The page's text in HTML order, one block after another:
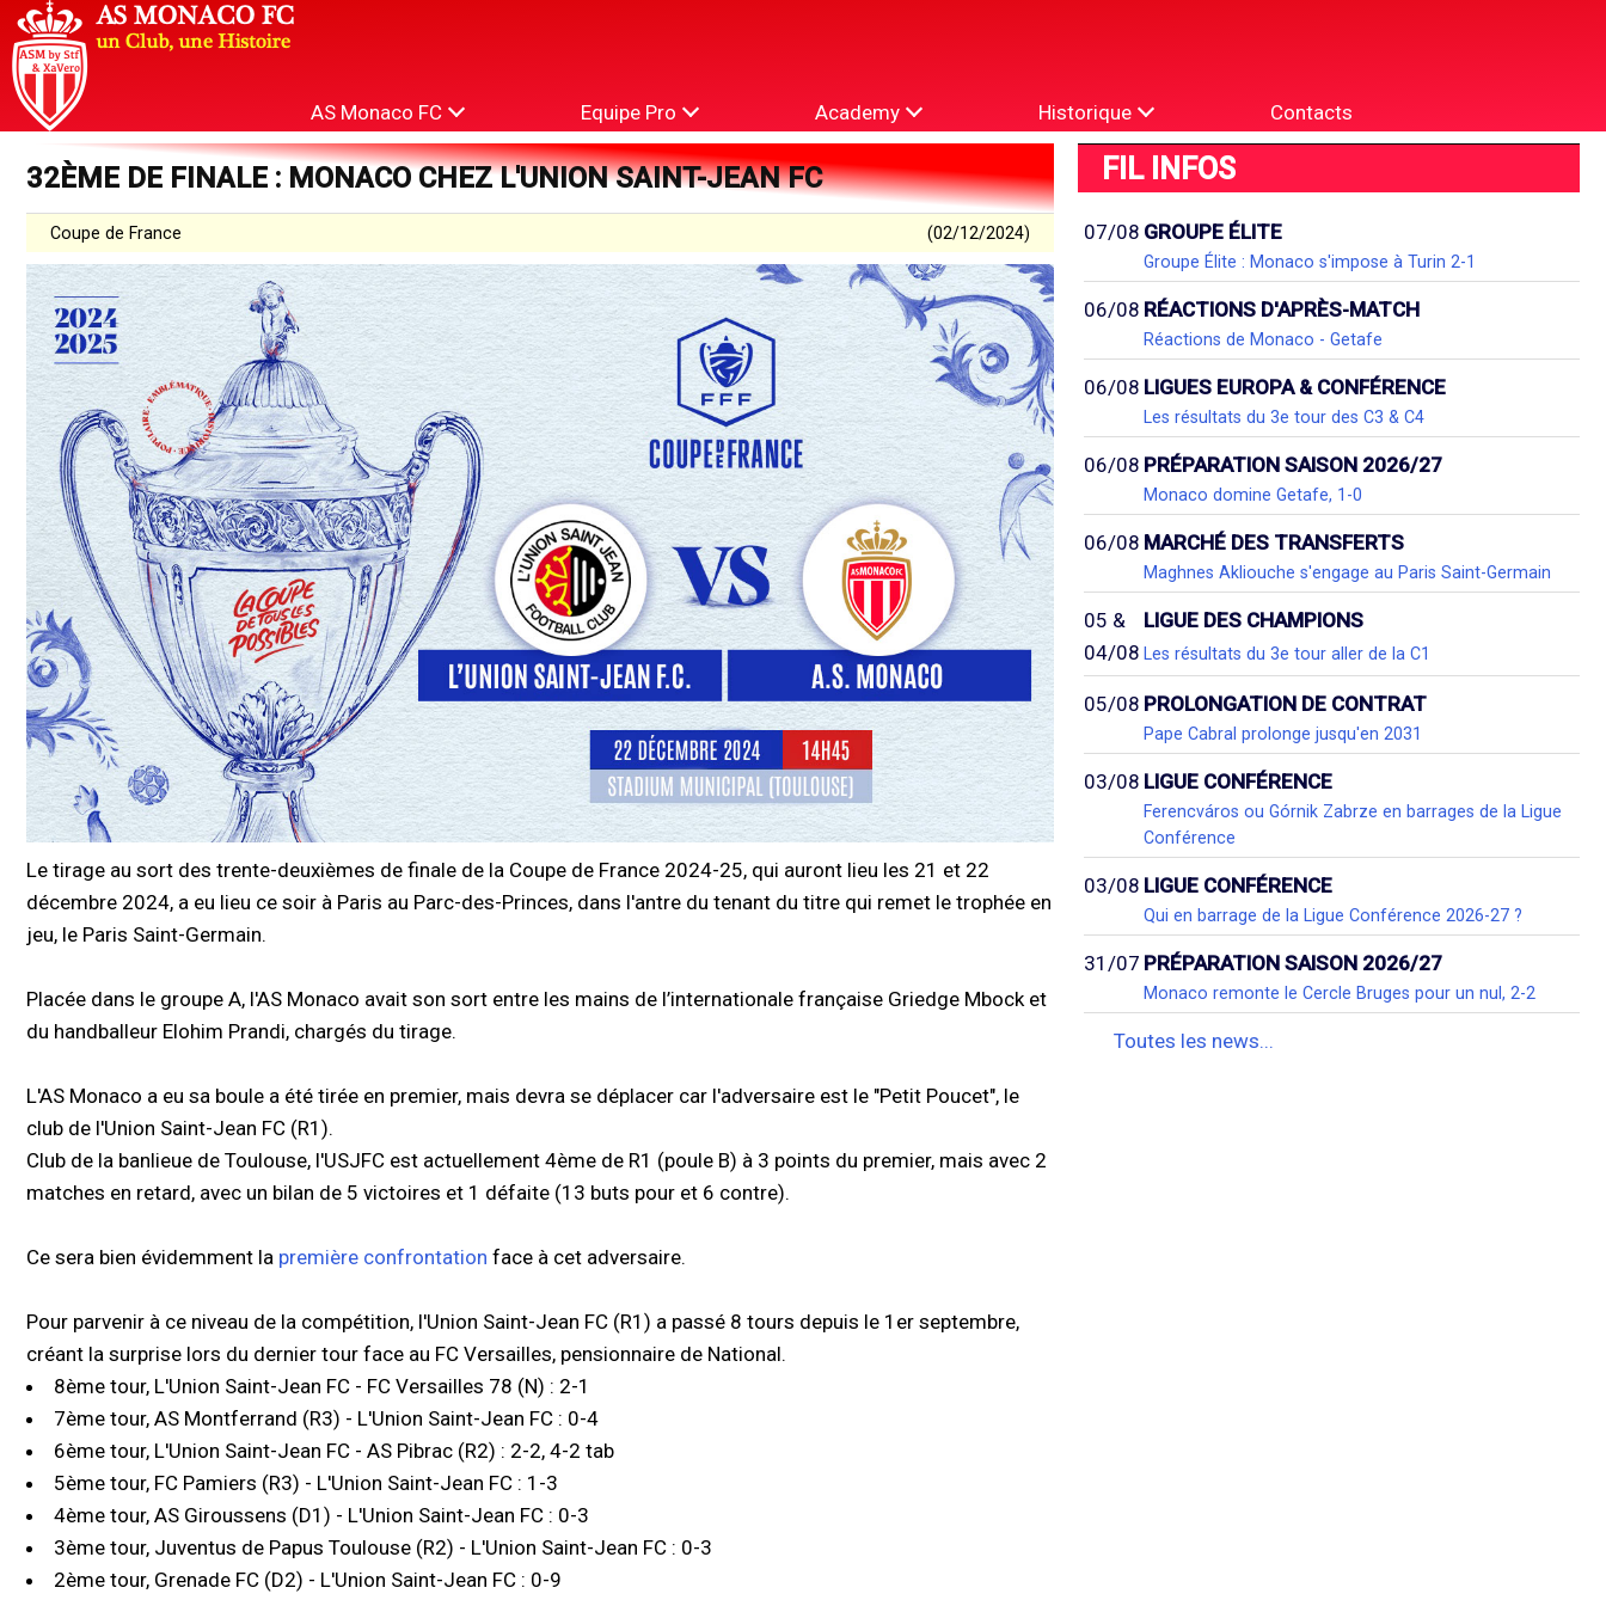
AS Monaco FC Equipe Pro Academy Historique Contacts
32ÈME DE FINALE : MONACO CHEZ L'UNION SAINT-JEAN FC
Coupe de France (02/12/2024)
Le tirage au sort des trente-deuxièmes de finale de la Coupe de France 2024-25, qui auront lieu les 21 et 22
décembre 2024, a eu lieu ce soir à Paris au Parc-des-Princes, dans l'antre du tenant du titre qui remet le trophée en
jeu, le Paris Saint-Germain.
Placée dans le groupe A, l'AS Monaco avait son sort entre les mains de l’internationale française Griedge Mbock et
du handballeur Elohim Prandi, chargés du tirage.
L'AS Monaco a eu sa boule a été tirée en premier, mais devra se déplacer car l'adversaire est le "Petit Poucet", le
club de l'Union Saint-Jean FC (R1).
Club de la banlieue de Toulouse, l'USJFC est actuellement 4ème de R1 (poule B) à 3 points du premier, mais avec 2
matches en retard, avec un bilan de 5 victoires et 1 défaite (13 buts pour et 6 contre).
Ce sera bien évidemment la première confrontation face à cet adversaire.
Pour parvenir à ce niveau de la compétition, l'Union Saint-Jean FC (R1) a passé 8 tours depuis le 1er septembre,
créant la surprise lors du dernier tour face au FC Versailles, pensionnaire de National.
8ème tour, L'Union Saint-Jean FC - FC Versailles 78 (N) : 2-1
7ème tour, AS Montferrand (R3) - L'Union Saint-Jean FC : 0-4
6ème tour, L'Union Saint-Jean FC - AS Pibrac (R2) : 2-2, 4-2 tab
5ème tour, FC Pamiers (R3) - L'Union Saint-Jean FC : 1-3
4ème tour, AS Giroussens (D1) - L'Union Saint-Jean FC : 0-3
3ème tour, Juventus de Papus Toulouse (R2) - L'Union Saint-Jean FC : 0-3
2ème tour, Grenade FC (D2) - L'Union Saint-Jean FC : 0-9
FIL INFOS
07/08 GROUPE ÉLITE
Groupe Élite : Monaco s'impose à Turin 2-1
06/08 RÉACTIONS D'APRÈS-MATCH
Réactions de Monaco - Getafe
06/08 LIGUES EUROPA & CONFÉRENCE
Les résultats du 3e tour des C3 & C4
06/08 PRÉPARATION SAISON 2026/27
Monaco domine Getafe, 1-0
06/08 MARCHÉ DES TRANSFERTS
Maghnes Akliouche s'engage au Paris Saint-Germain
05 &
04/08
LIGUE DES CHAMPIONS
Les résultats du 3e tour aller de la C1
05/08 PROLONGATION DE CONTRAT
Pape Cabral prolonge jusqu'en 2031
03/08 LIGUE CONFÉRENCE
Ferencváros ou Górnik Zabrze en barrages de la Ligue
Conférence
03/08 LIGUE CONFÉRENCE
Qui en barrage de la Ligue Conférence 2026-27 ?
31/07 PRÉPARATION SAISON 2026/27
Monaco remonte le Cercle Bruges pour un nul, 2-2
Toutes les news...